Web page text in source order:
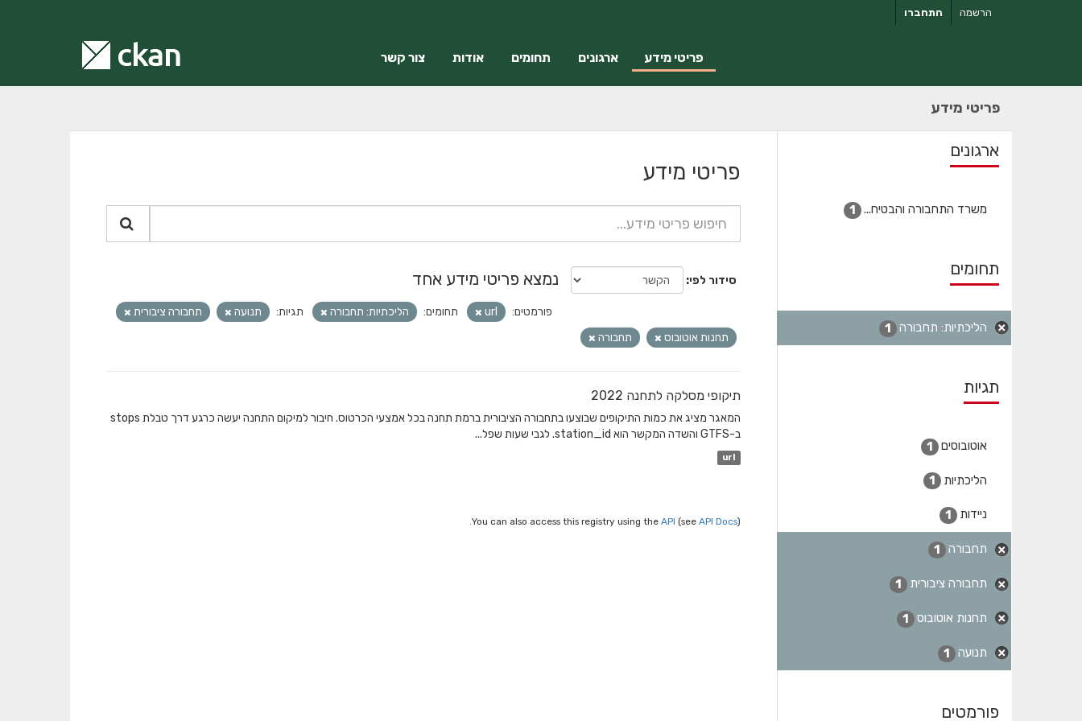
התחברו הרשמה
פריטי מידע ארגונים תחומים אודות צור קשר
פריטי מידע
ארגונים
משרד התחבורה והבטיח... 1
תחומים
הליכתיות: תחבורה 1
תגיות
אוטובוסים 1
הליכתיות 1
ניידות 1
תחבורה 1
תחבורה ציבורית 1
תחנות אוטובוס 1
תנועה 1
פורמטים
פריטי מידע
סידור לפי נמצא פריטי מידע אחד
פורמטים: url תחומים: הליכתיות: תחבורה תגיות: תנועה
תחבורה ציבורית
תחנות אוטובוס
תחבורה
תיקופי מסלקה לתחנה 2022
המאגר מציג את כמות התיקופים שבוצעו בתחבורה הציבורית ברמת תחנה בכל אמצעי הכרטוס. חיבור למיקום התחנה יעשה כרגע דרך טבלת stops
ב-GTFS והשדה המקשר הוא station_id. לגבי שעות שפל...
url
You can also access this registry using the API (see API Docs).